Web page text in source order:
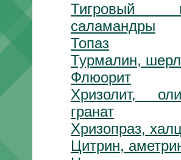
Тигровый
саламандры
Топаз
Турмалин, шерл
Флюорит
Хризолит,
гранат
Хризопраз,
Цитрин,